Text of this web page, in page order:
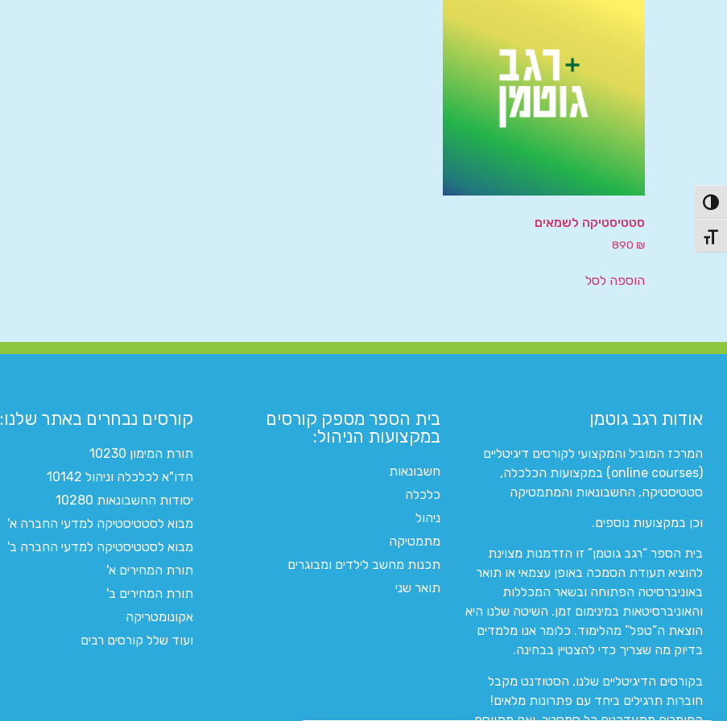
הפעל/כבה ניגודיות גבוהה
מתג גודל גופן
סטטיסטיקה לשמאים
890 ₪
הוספה לסל
אודות רגב גוטמן
המרכז המוביל והמקצועי לקורסים דיגיטליים
(online courses) במקצועות הכלכלה,
סטטיסטיקה, החשבונאות והמתמטיקה
וכן במקצועות נוספים.
בית הספר “רגב גוטמן” זו הזדמנות מצוינת
להוציא תעודת הסמכה באופן עצמאי או תואר
באוניברסיטה הפתוחה ובשאר המכללות
והאוניברסיטאות במינימום זמן. השיטה שלנו היא
הוצאת ה”טפל” מהלימוד. כלומר אנו מלמדים
בדיוק מה שצריך כדי להצטיין בבחינה.
בקורסים הדיגיטליים שלנו, הסטודנט מקבל
חוברות תרגילים ביחד עם פתרונות מלאים!
בית הספר מספק קורסים
במקצועות הניהול:
חשבונאות
כלכלה
ניהול
מתמטיקה
תכנות מחשב לילדים ומבוגרים
תואר שני
קורסים נבחרים באתר שלנו:​
תורת המימון 10230
חדו"א לכלכלה וניהול 10142
יסודות החשבונאות 10280
מבוא לסטטיסטיקה למדעי החברה א'
מבוא לסטטיסטיקה למדעי החברה ב'
תורת המחירים א'
תורת המחירים ב'
אקונומטריקה
ועוד שלל קורסים רבים